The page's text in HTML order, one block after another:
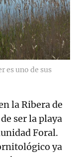
es uno de sus
la Ribera de
ser la playa
Foral.
ya